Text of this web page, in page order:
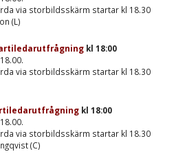
via storbildsskärm startar kl 18.30
(L)
kl 18:00
via storbildsskärm startar kl 18.30
kl 18:00
via storbildsskärm startar kl 18.30
(C)